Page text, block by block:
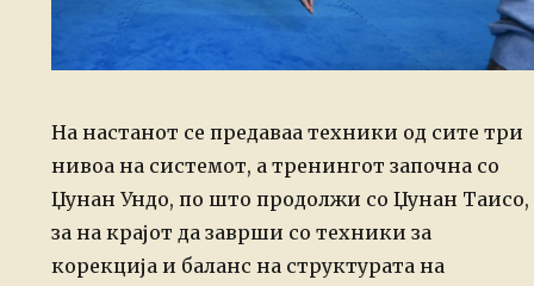
На настанот се предаваа техники од сите три
нивоа на системот, а тренингот започна со
Џунан Ундо, по што продолжи со Џунан Таисо,
за на крајот да заврши со техники за
корекција и баланс на структурата на